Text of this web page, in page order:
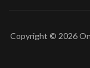
Copyright © 2026